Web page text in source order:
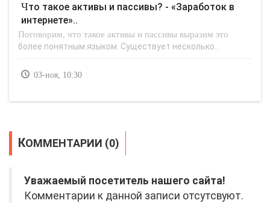
Что такое активы и пассивы? - «Заработок в
интернете»..
Поговорим, что такое активы и пассивы выразим это
более понятным языком. Существует несколько..
03-ноя, 10:30
КОММЕНТАРИИ (0)
Уважаемый посетитель нашего сайта!
Комментарии к данной записи отсутсвуют.